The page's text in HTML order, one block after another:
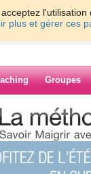
plus et gérer ces
Groupes
> >